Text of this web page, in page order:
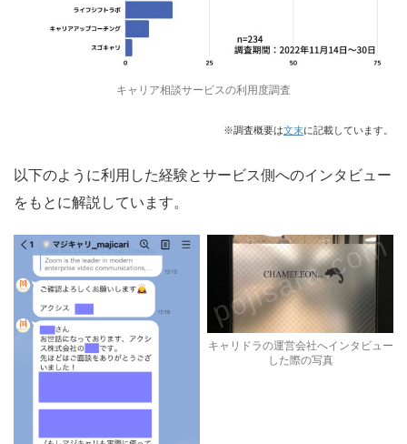
キャリア相談サービスの利用度調査
※調査概要は文末に記載しています。
以下のように利用した経験とサービス側へのインタビュー
をもとに解説しています。
キャリドラの運営会社へインタビュー
した際の写真